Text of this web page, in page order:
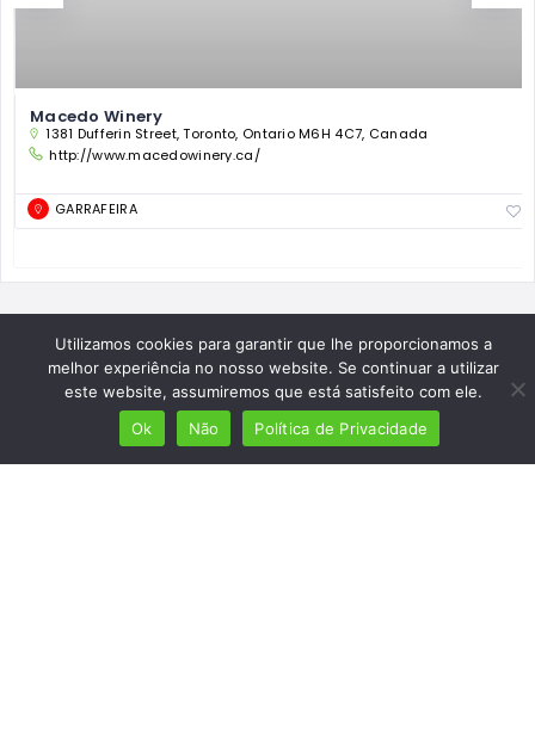
Macedo Winery
1381 Dufferin Street, Toronto, Ontario M6H 4C7, Canada
http://www.macedowinery.ca/
GARRAFEIRA
Utilizamos cookies para garantir que lhe proporcionamos a
melhor experiência no nosso website. Se continuar a utilizar
este website, assumiremos que está satisfeito com ele.
Ok
Não Política de Privacidade